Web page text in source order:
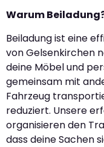
Warum
Beiladung ist eine
von Gelsenkirchen
deine Möbel und
gemeinsam mit
Fahrzeug
reduziert. Unsere
organisieren den
dass deine Sachen